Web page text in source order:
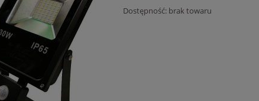
Dostępność: brak towaru